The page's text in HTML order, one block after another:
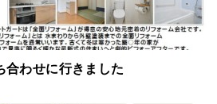
合わせに行きました